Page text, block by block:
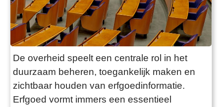
De overheid speelt een centrale rol in het
duurzaam beheren, toegankelijk maken en
zichtbaar houden van erfgoedinformatie.
Erfgoed vormt immers een essentieel